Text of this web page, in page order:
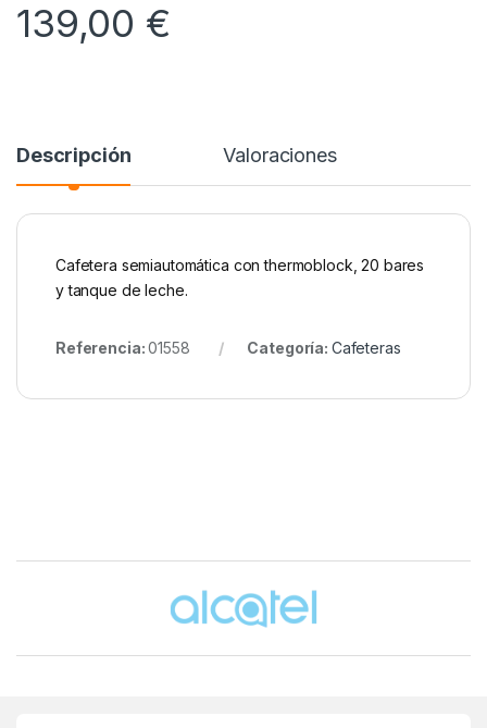
139,00 €
Descripción Valoraciones
Cafetera semiautomática con thermoblock, 20 bares
y tanque de leche.
Referencia:01558 Categoría: Cafeteras